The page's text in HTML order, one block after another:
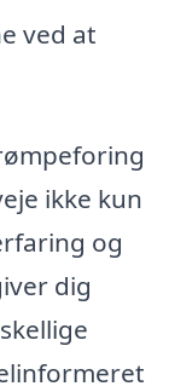
ved at
ikke kun
og
dig